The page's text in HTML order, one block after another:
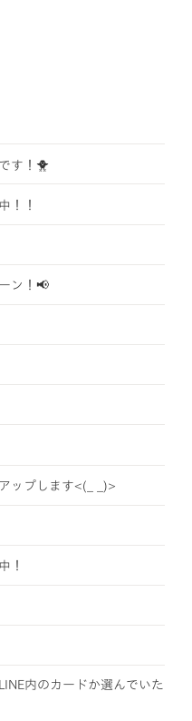
す！🐥
！！
ン！📢
ップします<(_ _)>
！
内のカードか選んでいた